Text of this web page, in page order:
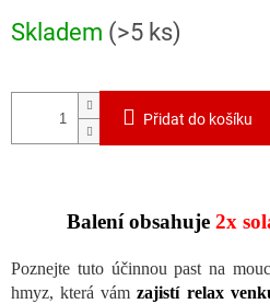
cena:
Skladem (>5 ks)
Přidat do košíku
Balení obsahuje 2x
Poznejte tuto účinnou past na
hmyz, která vámzajistí relax